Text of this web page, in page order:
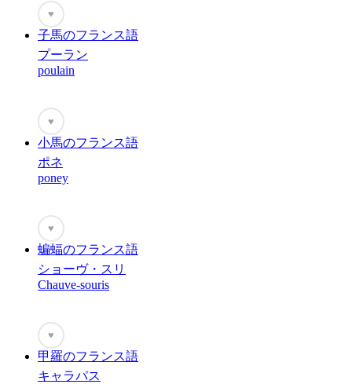
♥
子馬のフランス語
プーラン
poulain
♥
小馬のフランス語
ポネ
poney
♥
蝙蝠のフランス語
ショーヴ・スリ
Chauve-souris
♥
甲羅のフランス語
キャラパス